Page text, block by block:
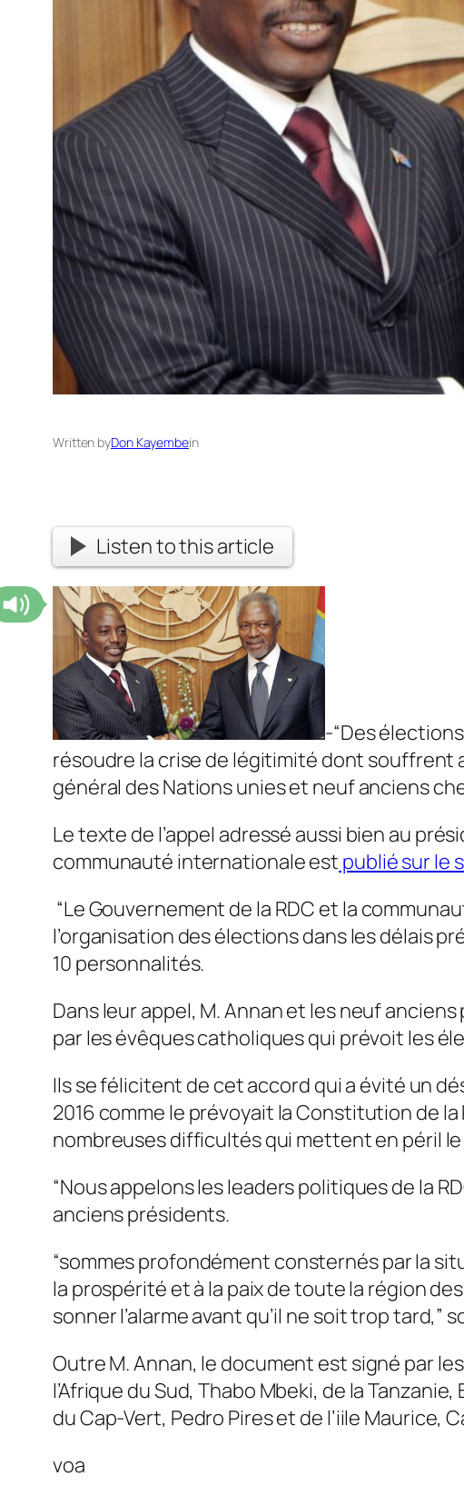
Written byDon Kayembein
Listen to this article
-“Des
résoudre la crise de légitimité dont souffrent
général des Nations unies et neuf anciens
Le texte de l’appel adressé aussi bien au
communauté internationale est publié sur le
“Le Gouvernement de la RDC et la
l’organisation des élections dans les délais
10 personnalités.
Dans leur appel, M. Annan et les neuf
par les évêques catholiques qui prévoit les
Ils se félicitent de cet accord qui a évité un
2016 comme le prévoyait la Constitution de
nombreuses difficultés qui mettent en péril
“Nous appelons les leaders politiques de la
anciens présidents.
“sommes profondément consternés par la
la prospérité et à la paix de toute la région
sonner l’alarme avant qu’il ne soit trop tard,”
Outre M. Annan, le document est signé par
l’Afrique du Sud, Thabo Mbeki, de la
du Cap-Vert, Pedro Pires et de l’iile Maurice,
voa